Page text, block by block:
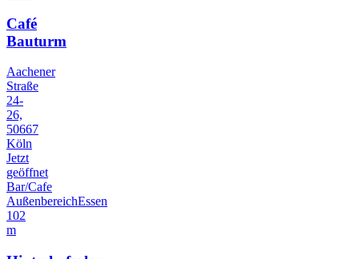
Café
Bauturm
Aachener
Straße
24-
26,
50667
Köln
Jetzt
geöffnet
Bar/Cafe
AußenbereichEssen
102
m